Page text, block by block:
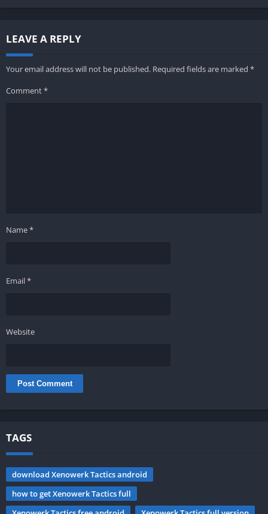
LEAVE A REPLY
Your email address will not be published. Required fields are marked *
Comment*
Name*
Email*
Website
TAGS
download Xenowerk Tactics android
how to get Xenowerk Tactics full